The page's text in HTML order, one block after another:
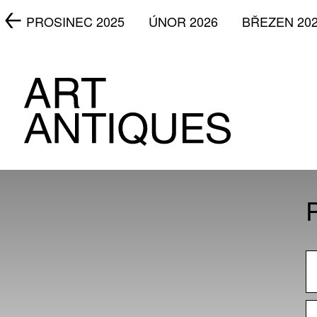
BŘEZEN
ÚNOR 2026
PROSINEC 2025